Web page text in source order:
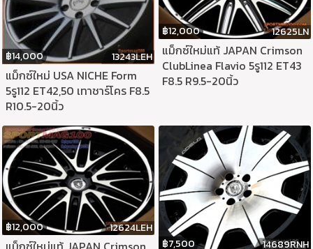
฿14,000 13243LEH
แม็กซ์ใหม่ USA NICHE Form
5รู112 ET42,50 เทาชาร์โคร F8.5
R10.5-20นิ้ว
฿12,000 12625LN
แม็กซ์ใหม่แท้ JAPAN Crimson
ClubLinea Flavio 5รู112 ET43
F8.5 R9.5-20นิ้ว
฿12,000 12624LEH
฿7,500 14689RNH